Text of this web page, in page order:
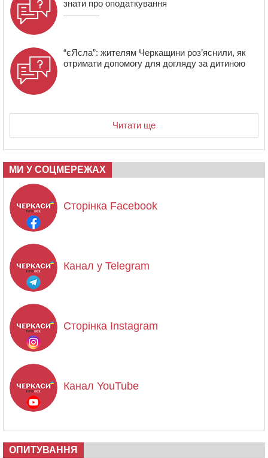
знати про оподаткування
“єЯсла”: жителям Черкащини роз’яснили, як
отримати допомогу для догляду за дитиною
Читати ще
МИ У СОЦМЕРЕЖАХ
Сторінка Facebook
Канал у Telegram
Сторінка Instagram
Канал YouTube
ОПИТУВАННЯ